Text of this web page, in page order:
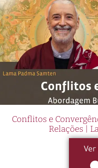
Conflitos e
Relações |